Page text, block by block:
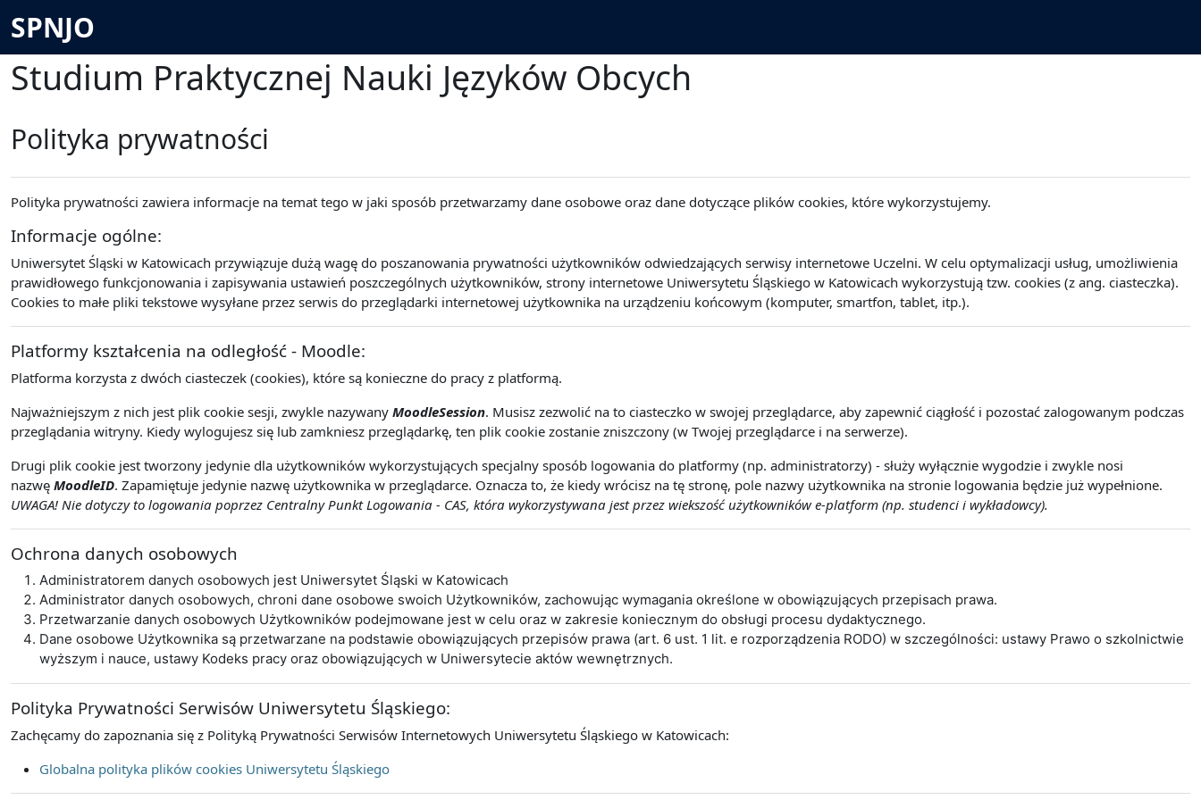
SPNJO
Studium Praktycznej Nauki Języków Obcych
Polityka prywatności
Polityka prywatności zawiera informacje na temat tego w jaki sposób przetwarzamy dane osobowe oraz dane dotyczące plików cookies, które wykorzystujemy.
Informacje ogólne:
Uniwersytet Śląski w Katowicach przywiązuje dużą wagę do poszanowania prywatności użytkowników odwiedzających serwisy internetowe Uczelni. W celu optymalizacji usług, umożliwienia
prawidłowego funkcjonowania i zapisywania ustawień poszczególnych użytkowników, strony internetowe Uniwersytetu Śląskiego w Katowicach wykorzystują tzw. cookies (z ang. ciasteczka).
Cookies to małe pliki tekstowe wysyłane przez serwis do przeglądarki internetowej użytkownika na urządzeniu końcowym (komputer, smartfon, tablet, itp.).
Platformy kształcenia na odległość - Moodle:
Platforma korzysta z dwóch ciasteczek (cookies), które są konieczne do pracy z platformą.
Najważniejszym z nich jest plik cookie sesji, zwykle nazywany MoodleSession. Musisz zezwolić na to ciasteczko w swojej przeglądarce, aby zapewnić ciągłość i pozostać zalogowanym podczas
przeglądania witryny. Kiedy wylogujesz się lub zamkniesz przeglądarkę, ten plik cookie zostanie zniszczony (w Twojej przeglądarce i na serwerze).
Drugi plik cookie jest tworzony jedynie dla użytkowników wykorzystujących specjalny sposób logowania do platformy (np. administratorzy) - służy wyłącznie wygodzie i zwykle nosi
nazwę MoodleID. Zapamiętuje jedynie nazwę użytkownika w przeglądarce. Oznacza to, że kiedy wrócisz na tę stronę, pole nazwy użytkownika na stronie logowania będzie już wypełnione.
UWAGA! Nie dotyczy to logowania poprzez Centralny Punkt Logowania - CAS, która wykorzystywana jest przez wiekszość użytkowników e-platform (np. studenci i wykładowcy).
Ochrona danych osobowych
Administratorem danych osobowych jest Uniwersytet Śląski w Katowicach
Administrator danych osobowych, chroni dane osobowe swoich Użytkowników, zachowując wymagania określone w obowiązujących przepisach prawa.
Przetwarzanie danych osobowych Użytkowników podejmowane jest w celu oraz w zakresie koniecznym do obsługi procesu dydaktycznego.
Dane osobowe Użytkownika są przetwarzane na podstawie obowiązujących przepisów prawa (art. 6 ust. 1 lit. e rozporządzenia RODO) w szczególności: ustawy Prawo o szkolnictwie
wyższym i nauce, ustawy Kodeks pracy oraz obowiązujących w Uniwersytecie aktów wewnętrznych.
Polityka Prywatności Serwisów Uniwersytetu Śląskiego:
Zachęcamy do zapoznania się z Polityką Prywatności Serwisów Internetowych Uniwersytetu Śląskiego w Katowicach:
Globalna polityka plików cookies Uniwersytetu Śląskiego